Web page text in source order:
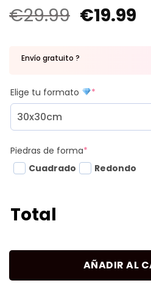
€29.99 €19.99
Envío gratuito ?
Elige tu formato *
Piedras de forma*
Cuadrado
Redondo
Total
AÑADIR AL